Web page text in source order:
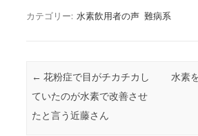
カテゴリー: 水素飲用者の声 難病系
投稿ナビゲーション
← 花粉症で目がチカチカし
ていたのが水素で改善させ
たと言う近藤さん
水素